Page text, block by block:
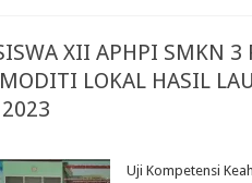
XII APHPI SMKN 3
LOKAL HASIL
Uji Kompetensi